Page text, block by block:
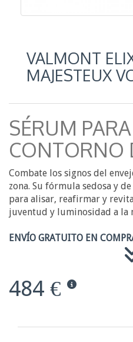
VALMONT
MAJESTEUX
SÉRUM
CONTORNO
Combate los signos del
zona. Su fórmula sedosa y
para alisar, reafirmar y
juventud y luminosidad a la
ENVÍO GRATUITO EN
484 €